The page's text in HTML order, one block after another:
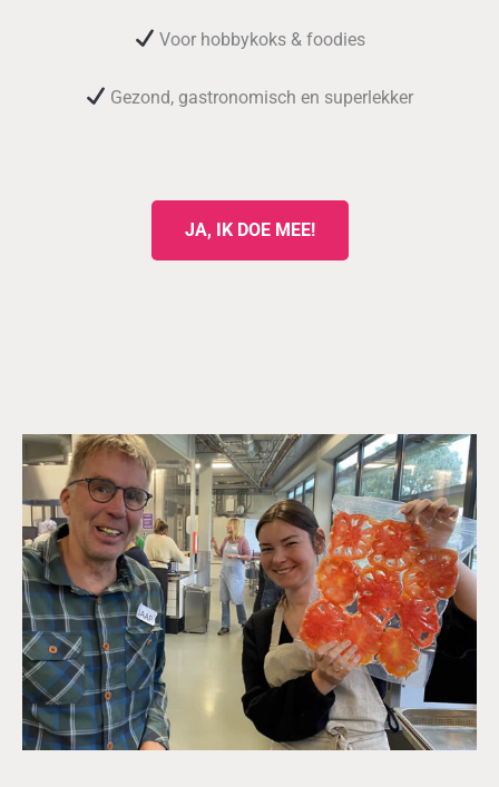
Voor hobbykoks & foodies
Gezond, gastronomisch en superlekker
JA, IK DOE MEE!